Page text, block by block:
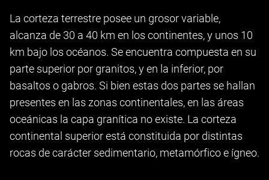
La corteza terrestre posee un grosor variable,
alcanza de 30 a 40 km en los continentes, y unos 10
km bajo los océanos. Se encuentra compuesta en su
parte superior por granitos, y en la inferior, por
basaltos o gabros. Si bien estas dos partes se hallan
presentes en las zonas continentales, en las áreas
oceánicas la capa granítica no existe. La corteza
continental superior está constituida por distintas
rocas de carácter sedimentario, metamórfico e ígneo.